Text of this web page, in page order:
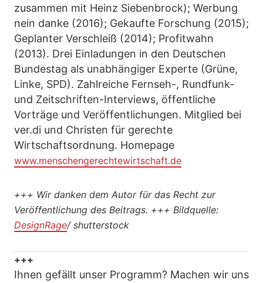
zusammen mit Heinz Siebenbrock); Werbung
nein danke (2016); Gekaufte Forschung (2015);
Geplanter Verschleiß (2014); Profitwahn
(2013). Drei Einladungen in den Deutschen
Bundestag als unabhängiger Experte (Grüne,
Linke, SPD). Zahlreiche Fernseh-, Rundfunk-
und Zeitschriften-Interviews, öffentliche
Vorträge und Veröffentlichungen. Mitglied bei
ver.di und Christen für gerechte
Wirtschaftsordnung. Homepage
www.menschengerechtewirtschaft.de
+++ Wir danken dem Autor für das Recht zur
Veröffentlichung des Beitrags. +++ Bildquelle:
DesignRage/ shutterstock
+++
Ihnen gefällt unser Programm? Machen wir uns